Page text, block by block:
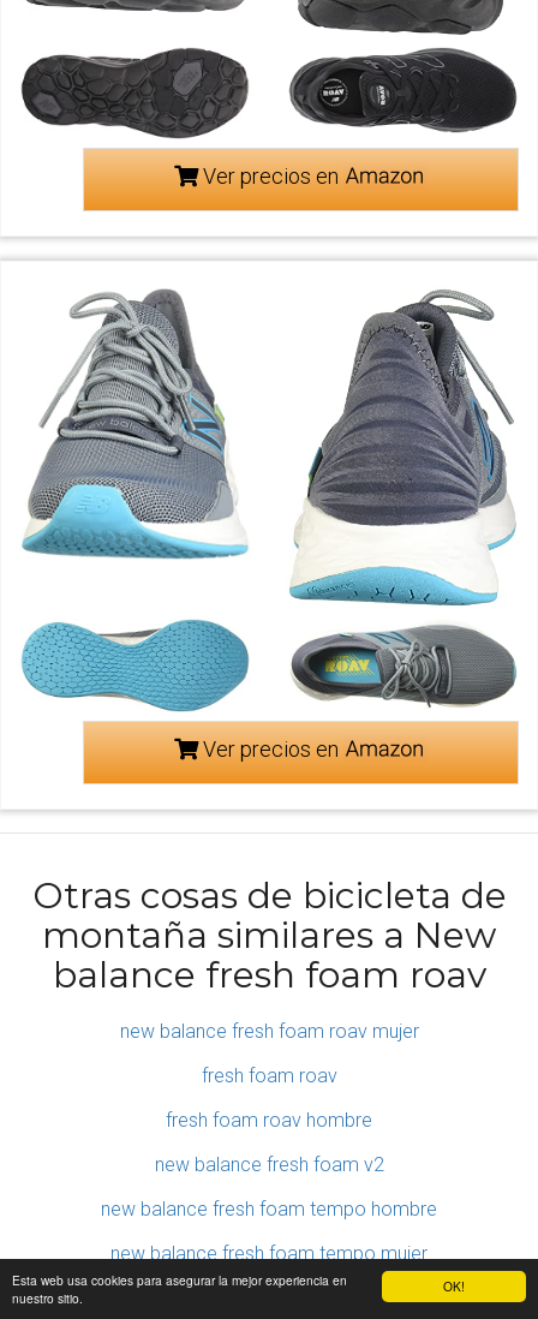
OK!
Esta web usa cookies para asegurar la mejor experiencia en
nuestro sitio.
Ver precios en
Ver precios en
Otras cosas de bicicleta de
montaña similares a New
balance fresh foam roav
new balance fresh foam roav mujer
fresh foam roav
fresh foam roav hombre
new balance fresh foam v2
new balance fresh foam tempo hombre
new balance fresh foam tempo mujer
new balance fresh foam arishi v3